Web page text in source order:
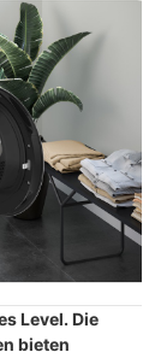
Level. Die
bieten